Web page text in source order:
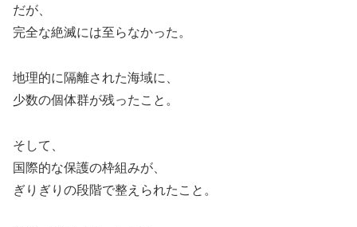
だが、
完全な絶滅には至らなかった。
地理的に隔離された海域に、
少数の個体群が残ったこと。
そして、
国際的な保護の枠組みが、
ぎりぎりの段階で整えられたこと。